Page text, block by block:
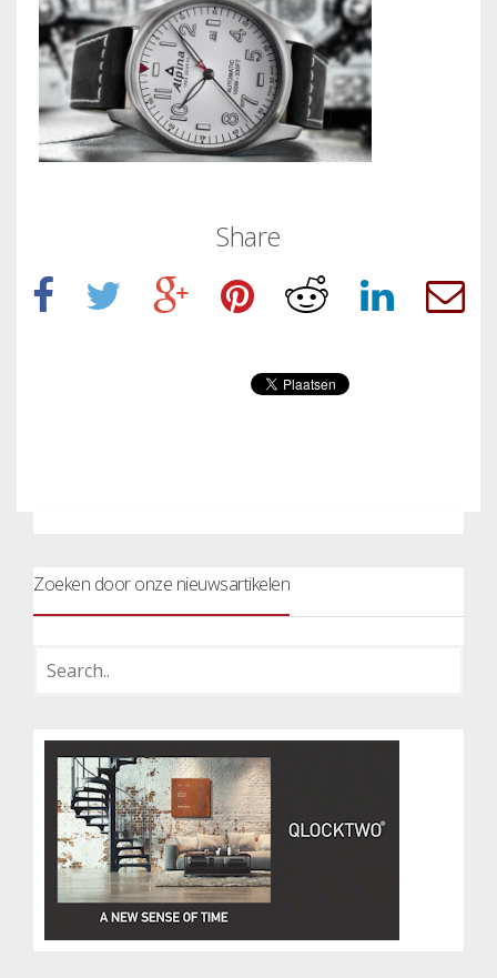
Share
Zoeken door onze nieuwsartikelen